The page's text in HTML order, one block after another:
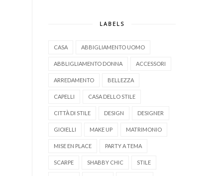
LABELS
CASA ABBIGLIAMENTO UOMO
ABBLIGLIAMENTO DONNA ACCESSORI
ARREDAMENTO BELLEZZA
CAPELLI CASA DELLO STILE
CITTÀ DI STILE DESIGN DESIGNER
GIOIELLI MAKE UP MATRIMONIO
MISE EN PLACE PARTY A TEMA
SCARPE SHABBY CHIC STILE